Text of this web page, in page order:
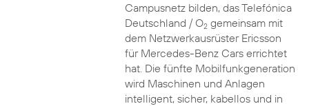
Campusnetz bilden, das Telefónica
Deutschland / O2gemeinsam mit
dem Netzwerkausrüster Ericsson
für Mercedes-Benz Cars errichtet
hat. Die fünfte Mobilfunkgeneration
wird Maschinen und Anlagen
intelligent, sicher, kabellos und in